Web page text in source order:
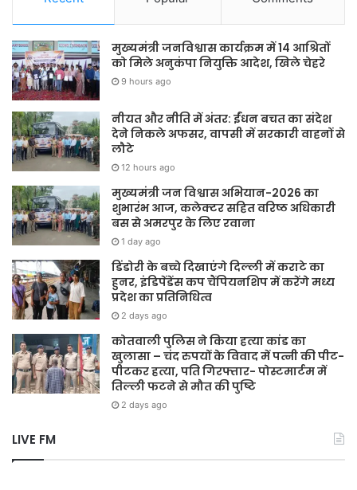
मुख्यमंत्री जनविश्वास कार्यक्रम में 14 आश्रितों
को मिले अनुकंपा नियुक्ति आदेश, खिले चेहरे
9 hours ago
नीयत और नीति में अंतर: ईंधन बचत का संदेश
देने निकले अफसर, वापसी में सरकारी वाहनों से
लौटे
12 hours ago
मुख्यमंत्री जन विश्वास अभियान-2026 का
शुभारंभ आज, कलेक्टर सहित वरिष्ठ अधिकारी
बस से अमरपुर के लिए रवाना
1 day ago
डिंडोरी के बच्चे दिखाएंगे दिल्ली में कराटे का
हुनर, इंडिपेंडेंस कप चैंपियनशिप में करेंगे मध्य
प्रदेश का प्रतिनिधित्व
2 days ago
कोतवाली पुलिस ने किया हत्या कांड का
खुलासा – चंद रुपयों के विवाद में पत्नी की पीट-
पीटकर हत्या, पति गिरफ्तार- पोस्टमार्टम में
तिल्ली फटने से मौत की पुष्टि
2 days ago
LIVE FM